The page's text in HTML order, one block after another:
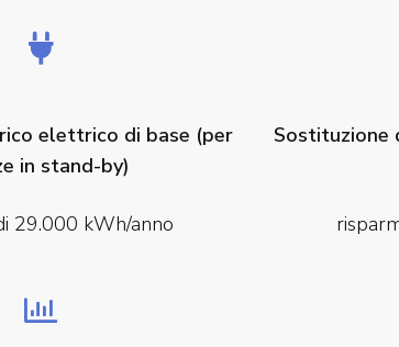
elettrico di base (per
in stand-by)
29.000 kWh/anno
Sostituzione